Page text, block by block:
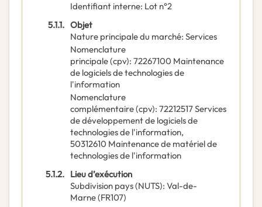
Identifiant interne: Lot n°2
5.1.1. Objet
Nature principale du marché: Services
Nomenclature
principale(cpv): 72267100 Maintenance
de logiciels de technologies de
l'information
Nomenclature
complémentaire(cpv): 72212517Services
de développement de logiciels de
technologies de l'information,
50312610 Maintenance de matériel de
technologies de l'information
5.1.2. Lieu d’exécution
Subdivision pays (NUTS): Val-de-
Marne(FR107)